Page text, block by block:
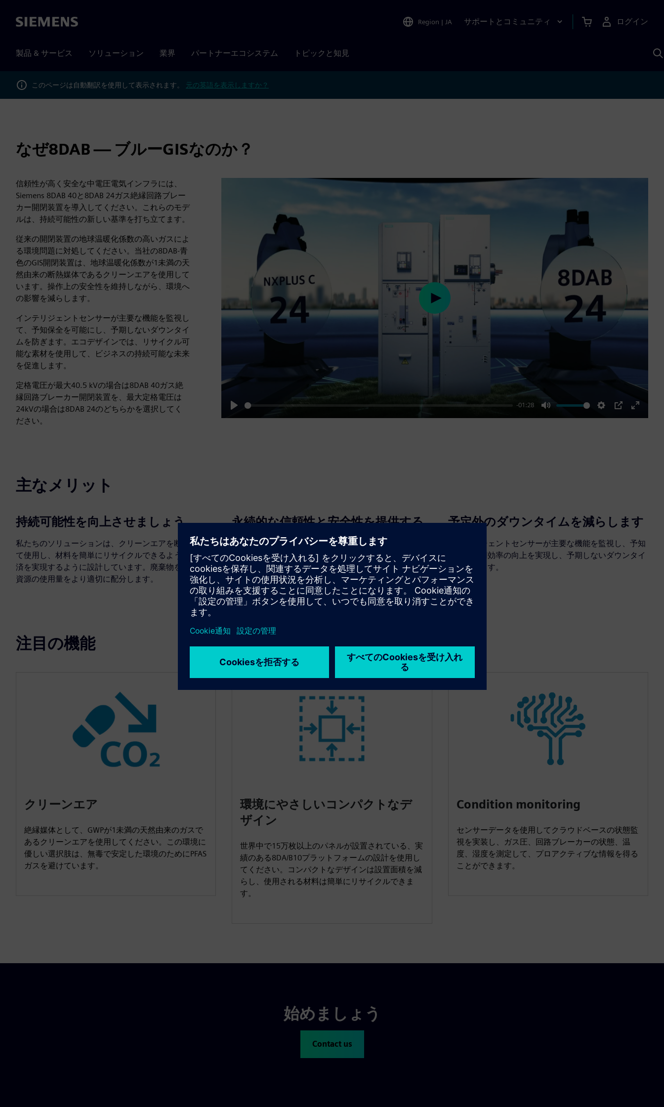
Siemens Region | JA サポートとコミュニティ ログイン
製品 & サービス ソリューション 業界 パートナーエコシステム トピックと知見
このページは自動翻訳を使用して表示されます。 元の英語を表示しますか？
なぜ8DAB — ブルーGISなのか？
信頼性が高く安全な中電圧電気インフラには、
Siemens 8DAB 40と8DAB 24ガス絶縁回路ブレー
カー開閉装置を導入してください。これらのモデ
ルは、持続可能性の新しい基準を打ち立てます。
従来の開閉装置の地球温暖化係数の高いガスによ
る環境問題に対処してください。当社の8DAB-青
色のGIS開閉装置は、地球温暖化係数が1未満の天
然由来の断熱媒体であるクリーンエアを使用して
います。操作上の安全性を維持しながら、環境へ
の影響を減らします。
インテリジェントセンサーが主要な機能を監視し
て、予知保全を可能にし、予期しないダウンタイ
ムを防ぎます。エコデザインでは、リサイクル可
能な素材を使用して、ビジネスの持続可能な未来
を促進します。
定格電圧が最大40.5 kVの場合は8DAB 40ガス絶
縁回路ブレーカー開閉装置を、最大定格電圧は
24kVの場合は8DAB 24のどちらかを選択してく
ださい。
Play
-01:28
Mute Settings
PIP
Enter
Play
主なメリット
持続可能性を向上させましょう
私たちのソリューションは、クリーンエアを断熱材とし
て使用し、材料を簡単にリサイクルできるように循環経
済を実現するように設計しています。廃棄物を減らし、
資源の使用量をより適切に配分します。
永続的な信頼性と安全性を提供する
システムに高い信頼性と運用上の安全性を提供します。
私たちの無毒で安定性の高いガスにはPFASは含まれてい
ません。密閉構造により、40年の耐用年数が期待されま
す。
予定外のダウンタイムを減らします
インテリジェントセンサーが主要な機能を監視し、予知
保全と運用効率の向上を実現し、予期しないダウンタイ
ムを防ぎます。
注目の機能
クリーンエア
絶縁媒体として、GWPが1未満の天然由来のガスで
あるクリーンエアを使用してください。この環境に
優しい選択肢は、無毒で安定した環境のためにPFAS
ガスを避けています。
環境にやさしいコンパクトなデ
ザイン
世界中で15万枚以上のパネルが設置されている、実
績のある8DA/B10プラットフォームの設計を使用し
てください。コンパクトなデザインは設置面積を減
らし、使用される材料は簡単にリサイクルできま
す。
Condition monitoring
センサーデータを使用してクラウドベースの状態監
視を実装し、ガス圧、回路ブレーカーの状態、温
度、湿度を測定して、プロアクティブな情報を得る
ことができます。
始めましょう
Contact us